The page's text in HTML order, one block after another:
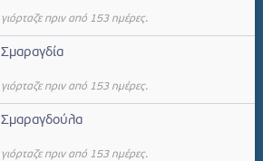
γιόρταζε πριν από 153 ημέρες.
Σμαραγδία
γιόρταζε πριν από 153 ημέρες.
Σμαραγδούλα
γιόρταζε πριν από 153 ημέρες.